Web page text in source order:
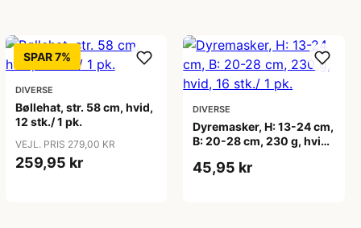
SPAR 7%
DIVERSE
Bøllehat, str. 58 cm, hvid,
12 stk./ 1 pk.
VEJL. PRIS 279,00 KR
259,95 kr
DIVERSE
Dyremasker, H: 13-24 cm,
B: 20-28 cm, 230 g, hvid,
45,95 kr